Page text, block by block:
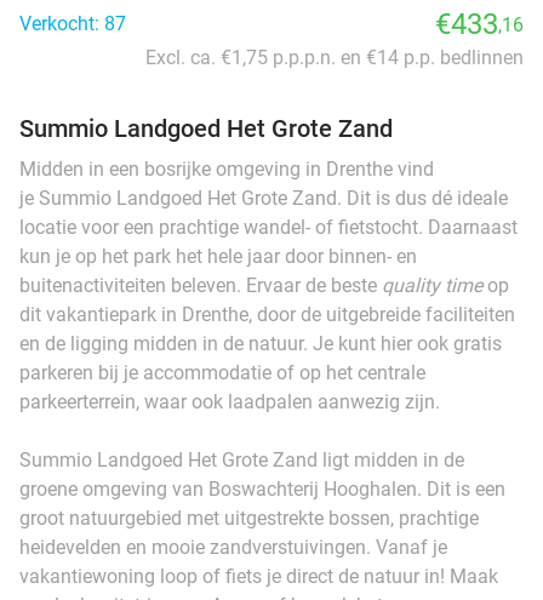
Verkocht: 87
€433,16
Excl. ca. €1,75 p.p.p.n. en €14 p.p. bedlinnen
Summio Landgoed Het Grote Zand
Midden in een bosrijke omgeving in Drenthe vind
je Summio Landgoed Het Grote Zand. Dit is dus dé ideale
locatie voor een prachtige wandel- of fietstocht. Daarnaast
kun je op het park het hele jaar door binnen- en
buitenactiviteiten beleven. Ervaar de beste quality timeop
dit vakantiepark in Drenthe, door de uitgebreide faciliteiten
en de ligging midden in de natuur. Je kunt hier ook gratis
parkeren bij je accommodatie of op het centrale
parkeerterrein, waar ook laadpalen aanwezig zijn.
Summio Landgoed Het Grote Zand ligt midden in de
groene omgeving van Boswachterij Hooghalen. Dit is een
groot natuurgebied met uitgestrekte bossen, prachtige
heidevelden en mooie zandverstuivingen. Vanaf je
vakantiewoning loop of fiets je direct de natuur in! Maak